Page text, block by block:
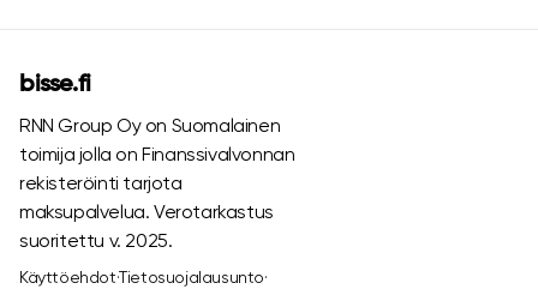
bisse.fi
RNN Group Oy on Suomalainen
toimija jolla on Finanssivalvonnan
rekisteröinti tarjota
maksupalvelua. Verotarkastus
suoritettu v. 2025.
Käyttöehdot·Tietosuojalausunto·